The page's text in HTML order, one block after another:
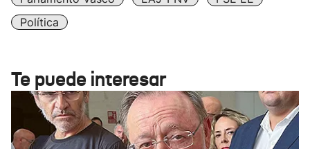
Política
Te puede interesar